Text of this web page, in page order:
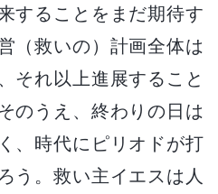
することをまだ期待す
（救いの）計画全体は
それ以上進展すること
のうえ、終わりの日は
、時代にピリオドが打
う。救い主イエスは人